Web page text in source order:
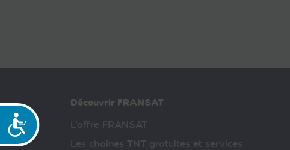
Accessibilité
Découvrir FRANSAT
L’offre FRANSAT
Les chaînes TNT gratuites et services